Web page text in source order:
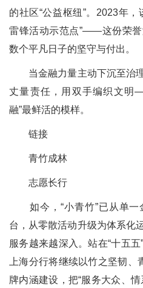
的社区“公益枢纽”。2023年
雷锋活动示范点”——这份荣
数个平凡日子的坚守与付出。
当金融力量主动下沉至治理
丈量责任，用双手编织文明
融”最鲜活的模样。
链接
青竹成林
志愿长行
如今，“小青竹”已从单一
台，从零散活动升级为体系化
服务越来越深入。站在“十五
上海分行将继续以竹之坚韧、
牌内涵建设，把“服务大众、